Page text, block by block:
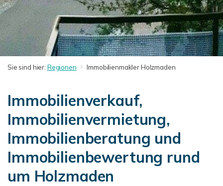
Sie sind hier: Regionen Immobilienmakler Holzmaden
Immobilienverkauf,
Immobilienvermietung,
Immobilienberatung und
Immobilienbewertung rund
um Holzmaden